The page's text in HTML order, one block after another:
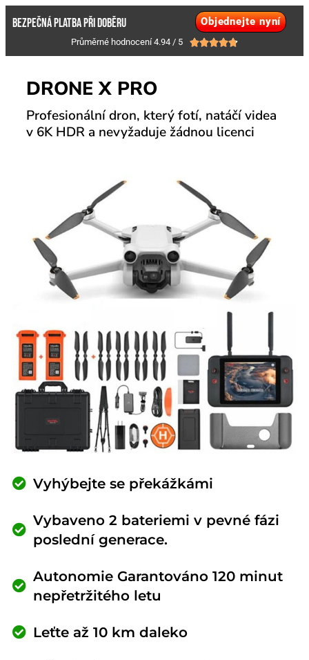
BEZPEČNÁ PLATBA PŘI DOBĚRU Objednejte nyní
Průměrné hodnocení 4.94 / 5 
DRONE X PRO
Profesionální dron, který fotí, natáčí videa
v 6K HDR a nevyžaduje žádnou licenci
Vyhýbejte se překážkámi
Vybaveno 2 bateriemi v pevné fázi
poslední generace.
Autonomie Garantováno 120 minut
nepřetržitého letu
Leťte až 10 km daleko